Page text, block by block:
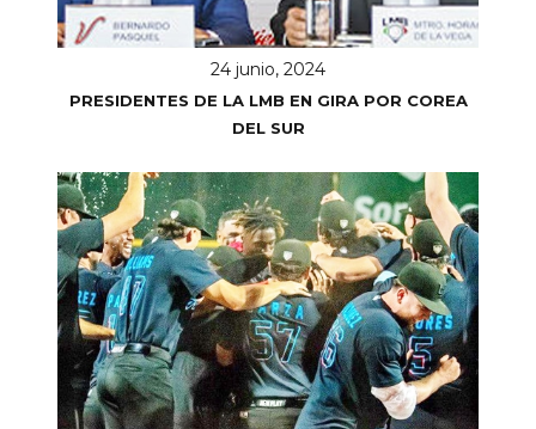
24 junio, 2024
PRESIDENTES DE LA LMB EN GIRA POR COREA
DEL SUR